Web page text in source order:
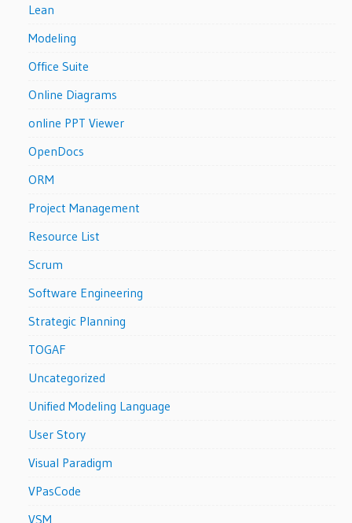
Lean
Modeling
Office Suite
Online Diagrams
online PPT Viewer
OpenDocs
ORM
Project Management
Resource List
Scrum
Software Engineering
Strategic Planning
TOGAF
Uncategorized
Unified Modeling Language
User Story
Visual Paradigm
VPasCode
VSM